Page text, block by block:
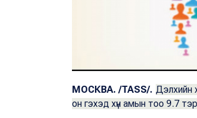
МОСКВА. /TASS/. Дэлхийн
он гэхэд хүн амын тоо 9.7